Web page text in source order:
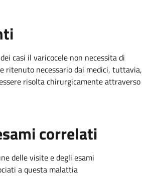
casi il varicocele non necessita di
ritenuto necessario dai medici, tuttavia,
risolta chirurgicamente attraverso
correlati
delle visite e degli esami
a questa malattia